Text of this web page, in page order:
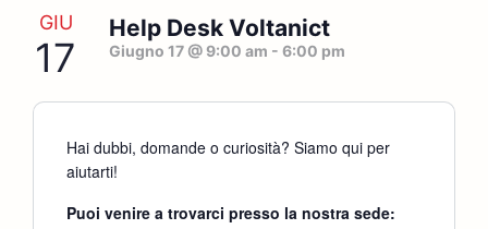
GIU
17
Help Desk Voltanict
Giugno 17 @ 9:00 am - 6:00 pm
Hai dubbi, domande o curiosità? Siamo qui per
aiutarti!
Puoi venire a trovarci presso la nostra sede: